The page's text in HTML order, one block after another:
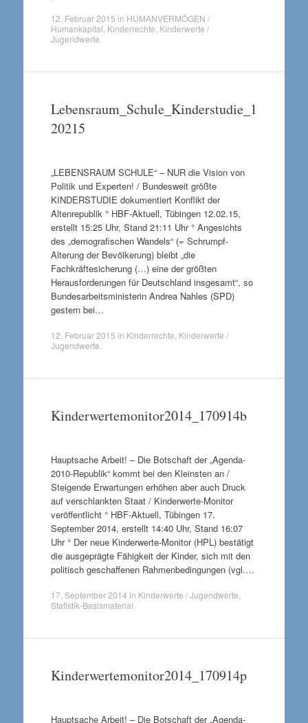
12. Februar 2015 in HUMANVERMÖGEN /
Humankapital Kinderrechte Kinderwerte /
Jugendwerte
Lebensraum_Schule_Kinderstudie_1
20215
„LEBENSRAUM SCHULE“ – NUR die Vision von
Politik und Experten! / Bundesweit größte
KINDERSTUDIE dokumentiert Konflikt der
Altenrepublik ° HBF-Aktuell, Tübingen 12.02.15,
erstellt 15:25 Uhr, Stand 21:11 Uhr ° Angesichts
des „demografischen Wandels“ (= Schrumpf-
Alterung der Bevölkerung) bleibt „die
Fachkräftesicherung (…) eine der größten
Herausforderungen für Deutschland insgesamt“, so
Bundesarbeitsministerin Andrea Nahles (SPD)
gestern bei…
12. Februar 2015 in Kinderrechte Kinderwerte /
Jugendwerte
Kinderwertemonitor2014_170914b
Hauptsache Arbeit! – Die Botschaft der „Agenda-
2010-Republik“ kommt bei den Kleinsten an /
Steigende Erwartungen erhöhen aber auch Druck
auf verschlankten Staat / Kinderwerte-Monitor
veröffentlicht ° HBF-Aktuell, Tübingen 17.
September 2014, erstellt 14:40 Uhr, Stand 16:07
Uhr ° Der neue Kinderwerte-Monitor (HPL) bestätigt
die ausgeprägte Fähigkeit der Kinder, sich mit den
politisch geschaffenen Rahmenbedingungen (vgl.…
17. September 2014 in Kinderwerte / Jugendwerte
Statistik-Basismaterial
Kinderwertemonitor2014_170914p
Hauptsache Arbeit! – Die Botschaft der „Agenda-